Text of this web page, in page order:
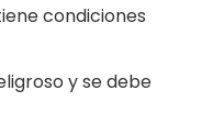
condiciones
y se debe